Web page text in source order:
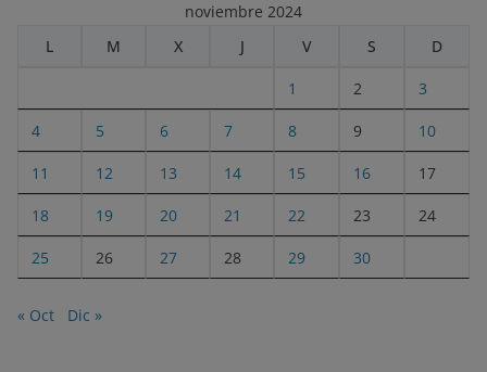
noviembre 2024
L
M X J V S D
1 2 3
4 5 6 7 8 9 10
11 12 13 14 15 16 17
18 19 20 21 22 23 24
25 26 27 28 29 30
« Oct Dic »